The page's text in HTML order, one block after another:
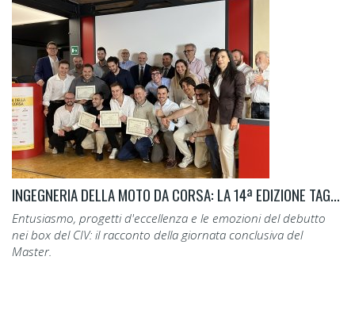
INGEGNERIA DELLA MOTO DA CORSA: LA 14ª EDIZIONE TAGLIA IL TRAGUARDO.
Entusiasmo, progetti d'eccellenza e le emozioni del debutto
nei box del CIV: il racconto della giornata conclusiva del
Master.